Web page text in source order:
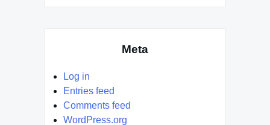
Meta
Log in
Entries feed
Comments feed
WordPress.org